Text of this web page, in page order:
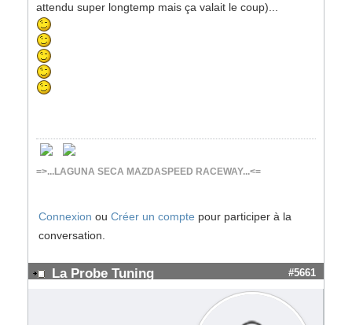
attendu super longtemp mais ça valait le coup)...
=>...LAGUNA SECA MAZDASPEED RACEWAY...<=
Connexion ou Créer un compte pour participer à la
conversation.
La Probe Tuning #5661